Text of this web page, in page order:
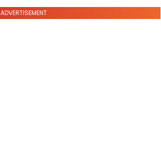
ADVERTISEMENT